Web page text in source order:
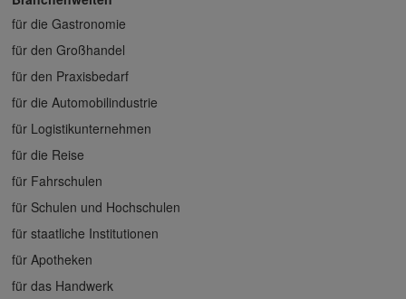
für die Gastronomie
für den Großhandel
für den Praxisbedarf
für die Automobilindustrie
für Logistikunternehmen
für die Reise
für Fahrschulen
für Schulen und Hochschulen
für staatliche Institutionen
für Apotheken
für das Handwerk